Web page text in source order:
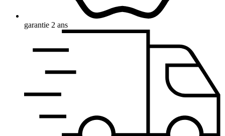
garantie 2 ans